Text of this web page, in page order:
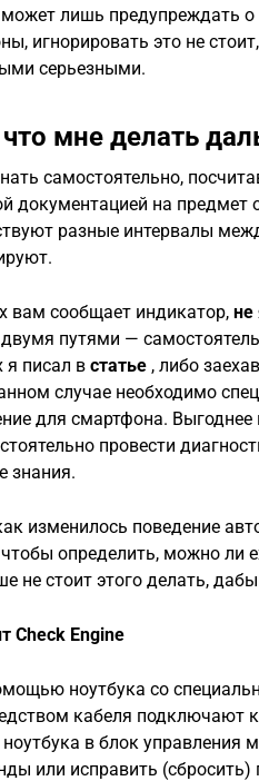
лишь предупреждать
игнорировать это не
серьезными.
мне делать
самостоятельно,
документацией на предмет
разные интервалы
вам сообщает индикатор, не
путями —
я писал в статье , либо
случае необходимо
для смартфона. Выгоднее
провести
знания.
изменилось поведение
определить, можно ли
не стоит этого делать,
Check Engine
ноутбука со
кабеля
в блок управления
или исправить